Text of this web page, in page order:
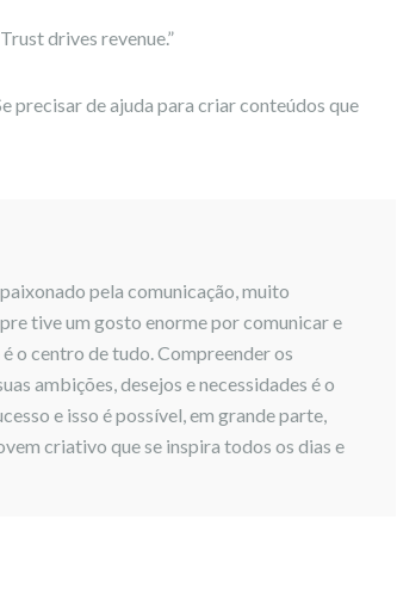
drives revenue.”
precisar de ajuda para criar conteúdos que
pela comunicação, muito
tive um gosto enorme por comunicar e
o centro de tudo. Compreender os
ambições, desejos e necessidades é o
e isso é possível, em grande parte,
criativo que se inspira todos os dias e